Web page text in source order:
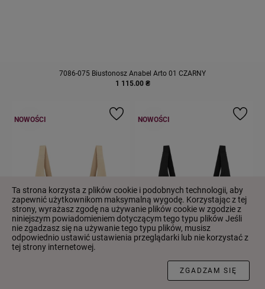
7086-075 Biustonosz Anabel Arto 01 CZARNY
1 115.00 ₴
NOWOŚCI NOWOŚCI
Ta strona korzysta z plików cookie i podobnych technologii, aby
zapewnić użytkownikom maksymalną wygodę. Korzystając z tej
strony, wyrażasz zgodę na używanie plików cookie w zgodzie z
niniejszym powiadomieniem dotyczącym tego typu plików Jeśli
nie zgadzasz się na używanie tego typu plików, musisz
odpowiednio ustawić ustawienia przeglądarki lub nie korzystać z
tej strony internetowej.
ZGADZAM SIĘ